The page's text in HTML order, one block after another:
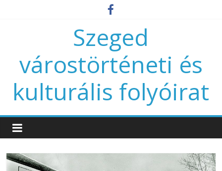
Szeged
várostörténeti és
kulturális folyóirat